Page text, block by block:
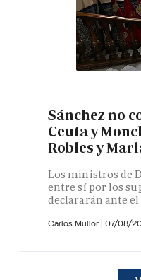
Sánchez no
Ceuta y
Robles y
Los ministros de
entre sí por los
declararán ante
Carlos Mullor | 07/08/